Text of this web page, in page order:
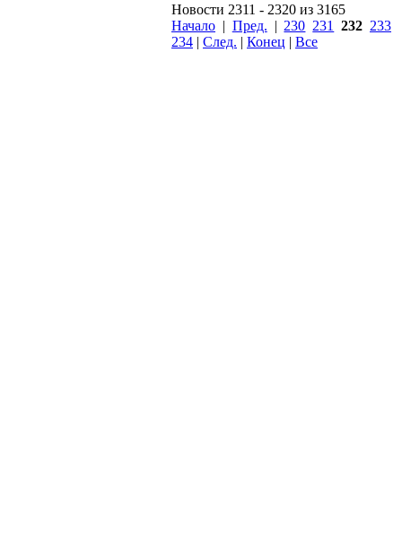
Новости 2311 - 2320 из 3165
Начало | Пред. | 230 231 232 233
234 | След. | Конец | Все